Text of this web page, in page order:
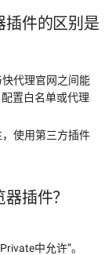
插件的区别是
代理官网之间能
置白名单或代理
使用第三方插件
插件？
中允许”。